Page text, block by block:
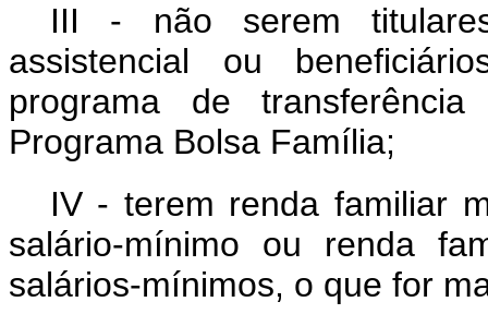
III - não serem
assistencial ou
programa de
Programa Bolsa Família;
IV - terem renda familiar
salário-mínimo ou renda
salários-mínimos, o que for